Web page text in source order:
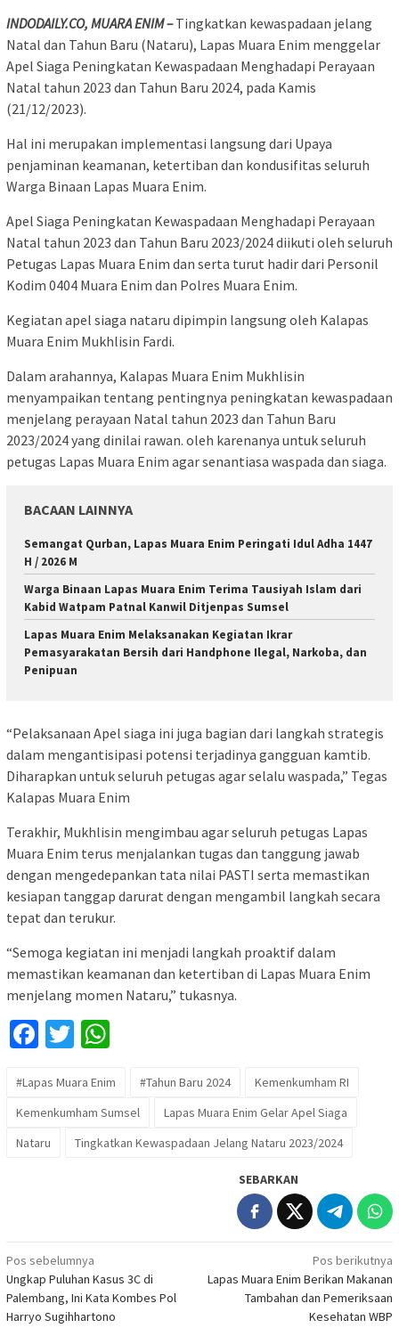
INDODAILY.CO, MUARA ENIM –Tingkatkan kewaspadaan jelang
Natal dan Tahun Baru (Nataru), Lapas Muara Enim menggelar
Apel Siaga Peningkatan Kewaspadaan Menghadapi Perayaan
Natal tahun 2023 dan Tahun Baru 2024, pada Kamis
(21/12/2023).
Hal ini merupakan implementasi langsung dari Upaya
penjaminan keamanan, ketertiban dan kondusifitas seluruh
Warga Binaan Lapas Muara Enim.
Apel Siaga Peningkatan Kewaspadaan Menghadapi Perayaan
Natal tahun 2023 dan Tahun Baru 2023/2024 diikuti oleh seluruh
Petugas Lapas Muara Enim dan serta turut hadir dari Personil
Kodim 0404 Muara Enim dan Polres Muara Enim.
Kegiatan apel siaga nataru dipimpin langsung oleh Kalapas
Muara Enim Mukhlisin Fardi.
Dalam arahannya, Kalapas Muara Enim Mukhlisin
menyampaikan tentang pentingnya peningkatan kewaspadaan
menjelang perayaan Natal tahun 2023 dan Tahun Baru
2023/2024 yang dinilai rawan. oleh karenanya untuk seluruh
petugas Lapas Muara Enim agar senantiasa waspada dan siaga.
BACAAN LAINNYA
Semangat Qurban, Lapas Muara Enim Peringati Idul Adha 1447
H / 2026 M
Warga Binaan Lapas Muara Enim Terima Tausiyah Islam dari
Kabid Watpam Patnal Kanwil Ditjenpas Sumsel
Lapas Muara Enim Melaksanakan Kegiatan Ikrar
Pemasyarakatan Bersih dari Handphone Ilegal, Narkoba, dan
Penipuan
“Pelaksanaan Apel siaga ini juga bagian dari langkah strategis
dalam mengantisipasi potensi terjadinya gangguan kamtib.
Diharapkan untuk seluruh petugas agar selalu waspada,” Tegas
Kalapas Muara Enim
Terakhir, Mukhlisin mengimbau agar seluruh petugas Lapas
Muara Enim terus menjalankan tugas dan tanggung jawab
dengan mengedepankan tata nilai PASTI serta memastikan
kesiapan tanggap darurat dengan mengambil langkah secara
tepat dan terukur.
“Semoga kegiatan ini menjadi langkah proaktif dalam
memastikan keamanan dan ketertiban di Lapas Muara Enim
menjelang momen Nataru,” tukasnya.
Facebook
Twitter
#Lapas Muara Enim #Tahun Baru 2024
Kemenkumham RI
Kemenkumham Sumsel
Lapas Muara Enim Gelar Apel Siaga
Nataru
Tingkatkan Kewaspadaan Jelang Nataru 2023/2024
SEBARKAN
Navigasi
pos
Pos sebelumnya
Ungkap Puluhan Kasus 3C di
Palembang, Ini Kata Kombes Pol
Harryo Sugihhartono
Pos berikutnya
Lapas Muara Enim Berikan Makanan
Tambahan dan Pemeriksaan
Kesehatan WBP